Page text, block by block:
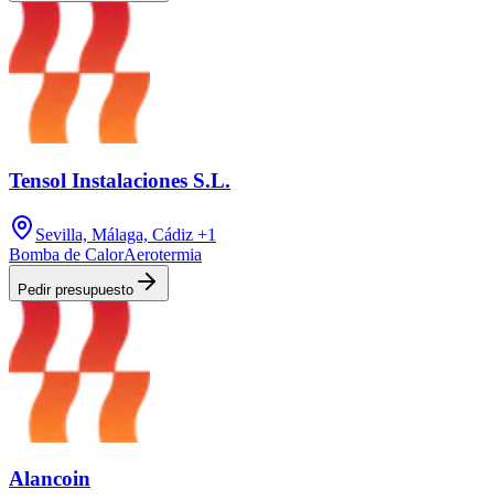
Tensol Instalaciones S.L.
Sevilla, Málaga, Cádiz +1
Bomba de CalorAerotermia
Pedir presupuesto
Alancoin